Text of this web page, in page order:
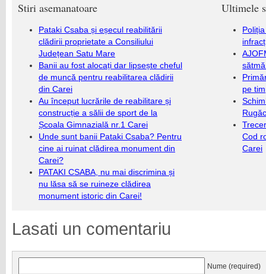
Stiri asemanatoare
Pataki Csaba și eșecul reabilitării
clădirii proprietate a Consiliului
Județean Satu Mare
Banii au fost alocați dar lipsește cheful
de muncă pentru reabilitarea clădirii
din Carei
Au început lucrările de reabilitare și
construcție a sălii de sport de la
Școala Gimnazială nr.1 Carei
Unde sunt banii Pataki Csaba? Pentru
cine ai ruinat clădirea monument din
Carei?
PATAKI CSABA, nu mai discrimina și
nu lăsa să se ruineze clădirea
monument istoric din Carei!
Ultimele
pe
Cod
Carei
Lasati un comentariu
Nume (required)